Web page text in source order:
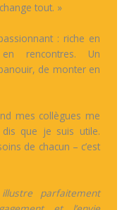
tout. »
: riche en
rencontres. Un
de monter en
mes collègues me
dis que je suis utile.
de chacun – c’est
parfaitement